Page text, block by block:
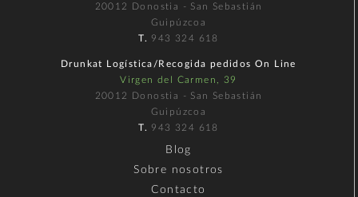
20012 Donostia - San Sebastián
Guipúzcoa
T. 943 324 618
Drunkat Logística/Recogida pedidos On Line
Virgen del Carmen, 39
20012 Donostia - San Sebastián
Guipúzcoa
T. 943 324 618
Blog
Sobre nosotros
Contacto